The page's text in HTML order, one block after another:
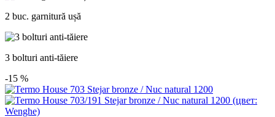
2 buc. garnitură ușă
3 bolturi anti-tăiere
-15 %